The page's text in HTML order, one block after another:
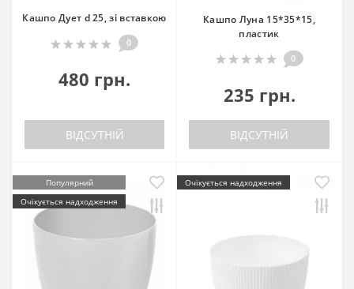
Кашпо Дует d 25, зі вставкою
0
480 грн.
ВІДСУТНІЙ
Кашпо Луна 15*35*15,
пластик
0
235 грн.
ВІДСУТНІЙ
Популярний
Очікується надходження
Очікується надходження